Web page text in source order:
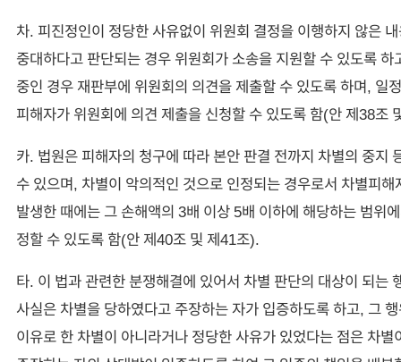
차. 피진정인이 정당한 사유없이 위원회 결정을 이행하지 않은
중대하다고 판단되는 경우 위원회가 소송을 지원할 수 있도록 하
중인 경우 재판부에 위원회의 의견을 제출할 수 있도록 하며, 일
피해자가 위원회에 의견 제출을 신청할 수 있도록 함(안 제38조
카. 법원은 피해자의 청구에 따라 본안 판결 전까지 차별의 중지
수 있으며, 차별이 악의적인 것으로 인정되는 경우로서 차별피해
발생한 때에는 그 손해액의 3배 이상 5배 이하에 해당하는 범위
정할 수 있도록 함(안 제40조 및 제41조).
타. 이 법과 관련한 분쟁해결에 있어서 차별 판단의 대상이 되는
사실은 차별을 당하였다고 주장하는 자가 입증하도록 하고, 그
이유로 한 차별이 아니라거나 정당한 사유가 있었다는 점은 차별